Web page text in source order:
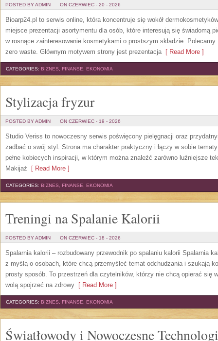
POSTED BY ADMIN ON CZERWIEC - 20 - 2026
Bioarp24.pl to serwis online, która koncentruje się wokół
miejsce prezentacji asortymentu dla osób, które interesują się świadomą
w rosnące zainteresowanie kosmetykami o prostszym składzie. Polecamy
zero waste. Głównym motywem strony jest prezentacja[ Read More ]
CATEGORIES: BIZNES, FINANSE, EKONOMIA
Stylizacja fryzur
POSTED BY ADMIN ON CZERWIEC - 19 - 2026
Studio Veriss to nowoczesny serwis poświęcony pielęgnacji oraz
zadbać o swój styl. Strona ma charakter praktyczny i łączy w sobie
pełne kobiecych inspiracji, w którym można znaleźć zarówno luźniejsze
Makijaż [ Read More ]
CATEGORIES: BIZNES, FINANSE, EKONOMIA
Treningi na Spalanie Kalorii
POSTED BY ADMIN ON CZERWIEC - 18 - 2026
Spalarnia kalorii – rozbudowany przewodnik po spalaniu kalorii Spalarnia
z myślą o osobach, które chcą przemyśleć temat odchudzania i szukają
prosty sposób. To przestrzeń dla czytelników, którzy nie chcą opierać się
wolą spojrzeć na zdrowy [ Read More ]
CATEGORIES: BIZNES, FINANSE, EKONOMIA
Światłowody i Nowoczesne